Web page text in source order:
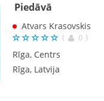
Piedāvā
Atvars Krasovskis
( 0 )
Rīga, Centrs
Rīga, Latvija